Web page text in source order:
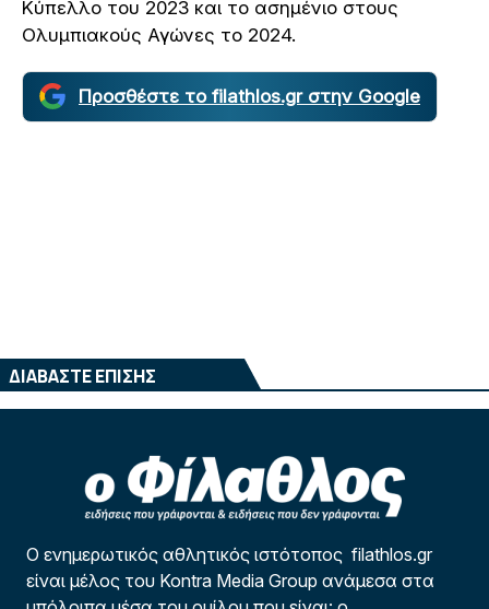
Κύπελλο του 2023 και το ασημένιο στους
Ολυμπιακούς Αγώνες το 2024.
Προσθέστε το filathlos.gr στην Google
ΔΙΑΒΑΣΤΕ ΕΠΙΣΗΣ
Ο ενημερωτικός αθλητικός ιστότοπος filathlos.gr
είναι μέλος του Kontra Media Group ανάμεσα στα